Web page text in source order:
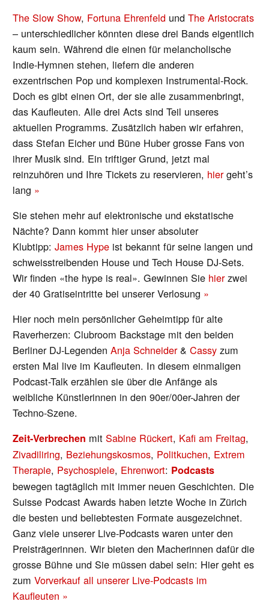
The Slow Show, Fortuna Ehrenfeld undThe Aristocrats
– unterschiedlicher könnten diese drei Bands eigentlich
kaum sein. Während die einen für melancholische
Indie-Hymnen stehen, liefern die anderen
exzentrischen Pop und komplexen Instrumental-Rock.
Doch es gibt einen Ort, der sie alle zusammenbringt,
das Kaufleuten. Alle drei Acts sind Teil unseres
aktuellen Programms. Zusätzlich haben wir erfahren,
dass Stefan Eicher und Büne Huber grosse Fans von
ihrer Musik sind. Ein triftiger Grund, jetzt mal
reinzuhören und Ihre Tickets zu reservieren, hiergeht’s
lang »
Sie stehen mehr auf elektronische und ekstatische
Nächte? Dann kommt hier unser absoluter
Klubtipp:James Hype ist bekannt für seine langen und
schweisstreibenden House und Tech House DJ-Sets.
Wir finden «the hype is real». Gewinnen Sie hierzwei
der 40 Gratiseintritte bei unserer Verlosung »
Hier noch mein persönlicher Geheimtipp für alte
Raverherzen: Clubroom Backstage mit den beiden
Berliner DJ-LegendenAnja Schneider&Cassy zum
ersten Mal live im Kaufleuten. In diesem einmaligen
Podcast-Talk erzählen sie über die Anfänge als
weibliche Künstlerinnen in den 90er/00er-Jahren der
Techno-Szene.
Zeit-Verbrechen mitSabine Rückert, Kafi am Freitag,
Zivadiliring, Beziehungskosmos, Politkuchen, Extrem
Therapie, Psychospiele, Ehrenwort: Podcasts
bewegen tagtäglich mit immer neuen Geschichten. Die
Suisse Podcast Awards haben letzte Woche in Zürich
die besten und beliebtesten Formate ausgezeichnet.
Ganz viele unserer Live-Podcasts waren unter den
Preisträgerinnen. Wir bieten den Macherinnen dafür die
grosse Bühne und Sie müssen dabei sein: Hier geht es
zumVorverkauf all unserer Live-Podcasts im
Kaufleuten »